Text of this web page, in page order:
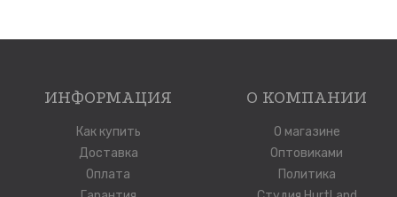
ИНФОРМАЦИЯ
Как купить
Доставка
Оплата
О КОМПАНИИ
О магазине
Оптовиками
Политика